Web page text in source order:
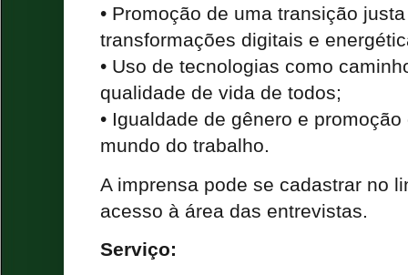
• Promoção de uma transição
transformações digitais e
• Uso de tecnologias como
qualidade de vida de todos;
• Igualdade de gênero e
mundo do trabalho.
A imprensa pode se cadastrar no
acesso à área das entrevistas.
Serviço: